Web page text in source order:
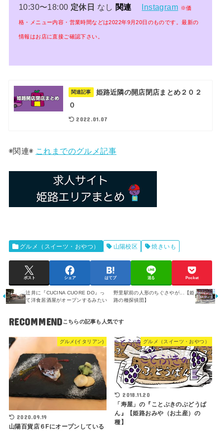
10:30〜18:00 定休日 なし 関連 Instagram ※価
格・メニュー内容・営業時間などは2022年9月20日のものです。最新の
情報はお店に直接ご確認下さい。
関連記事
姫路近隣の開店閉店まとめ２０２
０
2022.01.07
◉関連◉ これまでのグルメ記事
グルメ（スイーツ・おやつ） 山陽校区 焼きいも
ポスト シェア はてブ 送る Pocket
辻井に『CUCINA CUORE DO』っ
て洋食居酒屋がオープンするみたい
野里駅前の人形のちぐさやが...【姫
路の種探偵団】
RECOMMEND
グルメ(イタリアン)
2020.09.19
山陽百貨店６Fにオープンしている
グルメ（スイーツ・おやつ）
2018.11.20
「寿屋」の『ことぶきのぶどうぱ
ん』【姫路おみや（お土産）の
種】